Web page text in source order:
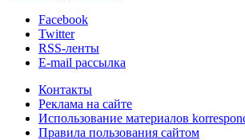
Facebook
Twitter
RSS-ленты
E-mail рассылка
Контакты
Реклама на сайте
Использование материалов
Правила пользования сайтом